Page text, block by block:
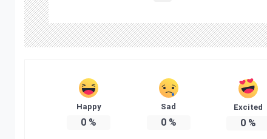
Happy
0 %
Sad
0%
Excited
0 %